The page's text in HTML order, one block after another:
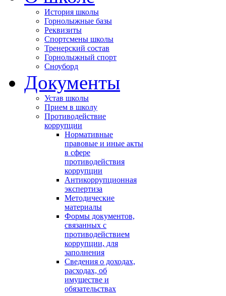
История школы
Горнолыжные базы
Реквизиты
Спортсмены школы
Тренерский состав
Горнолыжный спорт
Сноуборд
Документы
Устав школы
Прием в школу
Противодействие
коррупции
Нормативные
правовые и иные акты
в сфере
противодействия
коррупции
Антикоррупционная
экспертиза
Методические
материалы
Формы документов,
связанных с
противодействием
коррупции, для
заполнения
Сведения о доходах,
расходах, об
имуществе и
обязательствах